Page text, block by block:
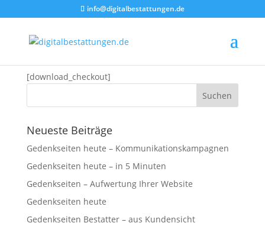
info@digitalbestattungen.de
Kasse
[download_checkout]
Neueste Beiträge
Gedenkseiten heute – Kommunikationskampagnen
Gedenkseiten heute – in 5 Minuten
Gedenkseiten – Aufwertung Ihrer Website
Gedenkseiten heute
Gedenkseiten Bestatter – aus Kundensicht